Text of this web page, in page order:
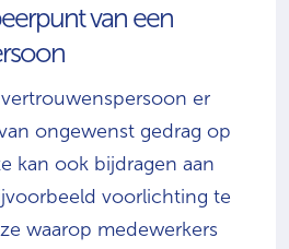
van een
er
ongewenst gedrag op
kan ook bijdragen aan
voorlichting te
waarop medewerkers